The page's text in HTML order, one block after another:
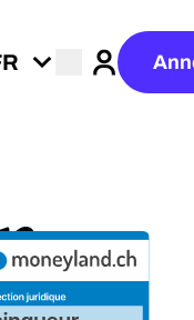
Connexion